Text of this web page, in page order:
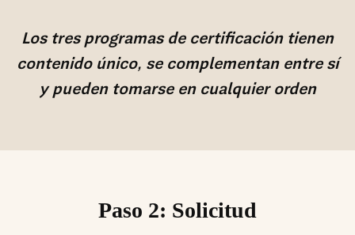
Los tres programas de certificación tienen
contenido único, se complementan entre sí
y pueden tomarse en cualquier orden
Paso 2: Solicitud